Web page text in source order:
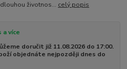
životnos... celý popis
a více
doručit již 11.08.2026 do 17:00.
objednáte nejpozději dnes do